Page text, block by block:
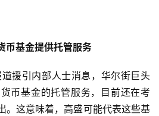
币基金提供托管服务
援引内部人士消息，华尔街巨头
币基金的托管服务，目前还在考
。这意味着，高盛可能代表这些基